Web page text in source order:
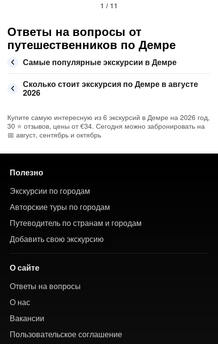
1 / 11
Ответы на вопросы от
путешественников по Демре
Самые популярные экскурсии в Демре
Сколько стоит экскурсия по Демре в августе
2026
Купите самую интересную из 6 экскурсий в Демре на 2026 год,
30 ⭐ отзывов, цены от €34. Сегодня можно забронировать на
📅 август, сентябрь и октябрь
Полезно
Экскурсии по городам
Авторские туры по городам
Путеводитель по странам и городам
Добавить свою экскурсию
О сайте
Ответы на вопросы
О нас
Вакансии
Пользовательское соглашение